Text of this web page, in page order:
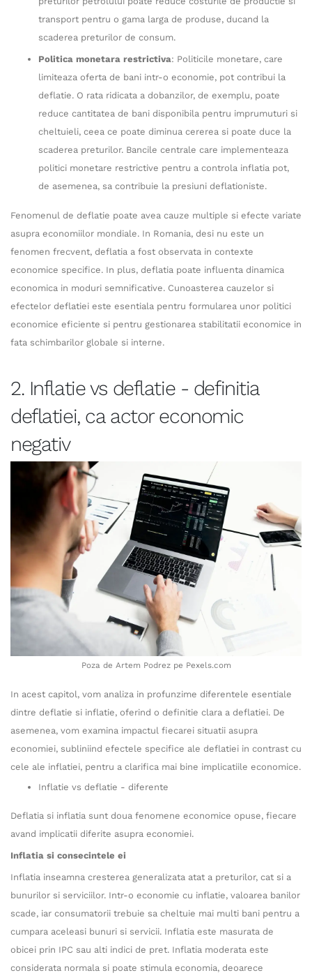
transport pentru o gama larga de produse, ducand la
scaderea preturilor de consum.
Politica monetara restrictiva: Politicile monetare, care
limiteaza oferta de bani intr-o economie, pot contribui la
deflatie. O rata ridicata a dobanzilor, de exemplu, poate
reduce cantitatea de bani disponibila pentru imprumuturi si
cheltuieli, ceea ce poate diminua cererea si poate duce la
scaderea preturilor. Bancile centrale care implementeaza
politici monetare restrictive pentru a controla inflatia pot,
de asemenea, sa contribuie la presiuni deflationiste.
Fenomenul de deflatie poate avea cauze multiple si efecte variate
asupra economiilor mondiale. In Romania, desi nu este un
fenomen frecvent, deflatia a fost observata in contexte
economice specifice. In plus, deflatia poate influenta dinamica
economica in moduri semnificative. Cunoasterea cauzelor si
efectelor deflatiei este esentiala pentru formularea unor politici
economice eficiente si pentru gestionarea stabilitatii economice in
fata schimbarilor globale si interne.
2. Inflatie vs deflatie - definitia
deflatiei, ca actor economic
negativ
Poza de Artem Podrez pe Pexels.com
In acest capitol, vom analiza in profunzime diferentele esentiale
dintre deflatie si inflatie, oferind o definitie clara a deflatiei. De
asemenea, vom examina impactul fiecarei situatii asupra
economiei, subliniind efectele specifice ale deflatiei in contrast cu
cele ale inflatiei, pentru a clarifica mai bine implicatiile economice.
Inflatie vs deflatie - diferente
Deflatia si inflatia sunt doua fenomene economice opuse, fiecare
avand implicatii diferite asupra economiei.
Inflatia si consecintele ei
Inflatia inseamna cresterea generalizata atat a preturilor, cat si a
bunurilor si serviciilor. Intr-o economie cu inflatie, valoarea banilor
scade, iar consumatorii trebuie sa cheltuie mai multi bani pentru a
cumpara aceleasi bunuri si servicii. Inflatia este masurata de
obicei prin IPC sau alti indici de pret. Inflatia moderata este
considerata normala si poate stimula economia, deoarece